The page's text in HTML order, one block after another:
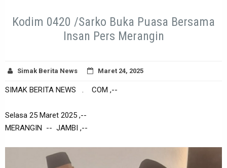
Kodim 0420 /Sarko Buka Puasa Bersama
Insan Pers Merangin
Simak Berita News Maret 24, 2025
SIMAK BERITA NEWS . COM ,--
Selasa 25 Maret 2025 ,--
MERANGIN -- JAMBI ,--